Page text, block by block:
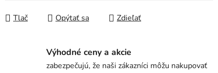
Tlač Opýtať sa Zdieľať
Výhodné ceny a akcie
zabezpečujú, že naši zákazníci môžu nakupovať